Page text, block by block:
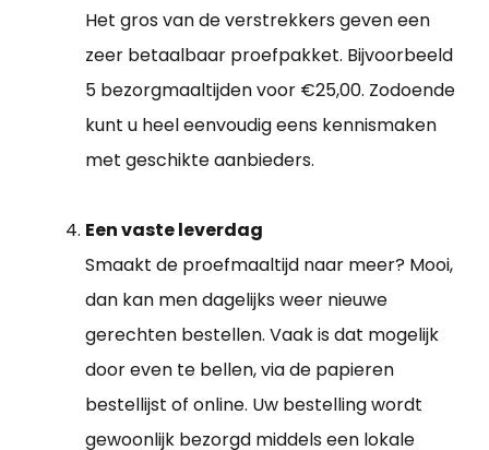
Het gros van de verstrekkers geven een
zeer betaalbaar proefpakket. Bijvoorbeeld
5 bezorgmaaltijden voor €25,00. Zodoende
kunt u heel eenvoudig eens kennismaken
met geschikte aanbieders.
Een vaste leverdag
Smaakt de proefmaaltijd naar meer? Mooi,
dan kan men dagelijks weer nieuwe
gerechten bestellen. Vaak is dat mogelijk
door even te bellen, via de papieren
bestellijst of online. Uw bestelling wordt
gewoonlijk bezorgd middels een lokale